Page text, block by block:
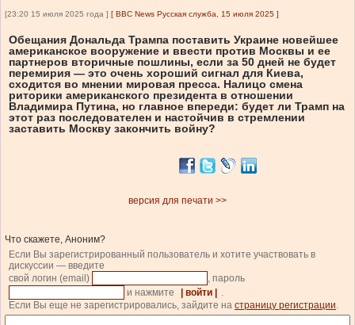
[23:20 15 июля 2025 года ] [ BBC News Русская служба, 15 июля 2025 ]
Обещания Дональда Трампа поставить Украине новейшее
американское вооружение и ввести против Москвы и ее
партнеров вторичные пошлины, если за 50 дней не будет
перемирия — это очень хороший сигнал для Киева,
сходится во мнении мировая пресса. Налицо смена
риторики американского президента в отношении
Владимира Путина, но главное впереди: будет ли Трамп на
этот раз последователен и настойчив в стремлении
заставить Москву закончить войну?
версия для печати >>
Что скажете, Аноним?
Если Вы зарегистрированный пользователь и хотите участвовать в
дискуссии — введите
свой логин (email)
, пароль
и нажмите
| войти |
.
Если Вы еще не зарегистрировались, зайдите на страницу регистрации.